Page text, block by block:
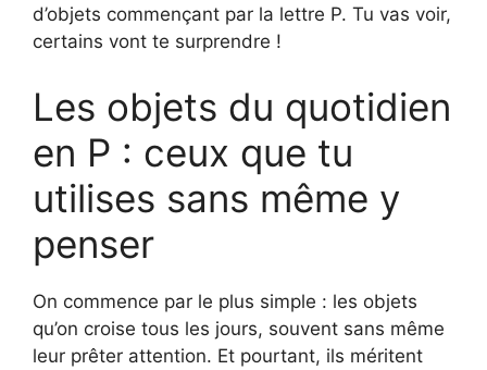
d’objets commençant par la lettre P. Tu vas voir,
certains vont te surprendre !
Les objets du quotidien
en P : ceux que tu
utilises sans même y
penser
On commence par le plus simple : les objets
qu’on croise tous les jours, souvent sans même
leur prêter attention. Et pourtant, ils méritent